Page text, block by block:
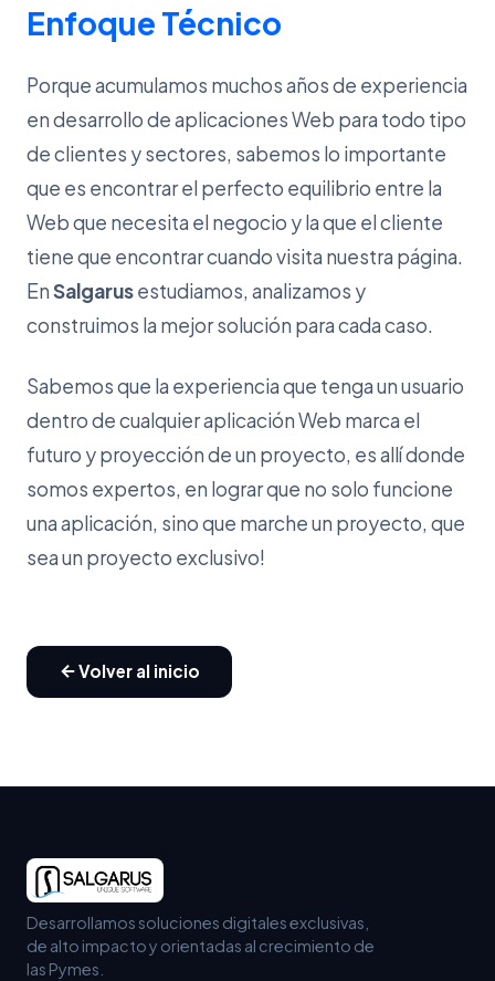
Enfoque Técnico
Porque acumulamos muchos años de experiencia
en desarrollo de aplicaciones Web para todo tipo
de clientes y sectores, sabemos lo importante
que es encontrar el perfecto equilibrio entre la
Web que necesita el negocio y la que el cliente
tiene que encontrar cuando visita nuestra página.
EnSalgarusestudiamos, analizamos y
construimos la mejor solución para cada caso.
Sabemos que la experiencia que tenga un usuario
dentro de cualquier aplicación Web marca el
futuro y proyección de un proyecto, es allí donde
somos expertos, en lograr que no solo funcione
una aplicación, sino que marche un proyecto, que
sea un proyecto exclusivo!
Volver al inicio
Desarrollamos soluciones digitales exclusivas,
de alto impacto y orientadas al crecimiento de
las Pymes.